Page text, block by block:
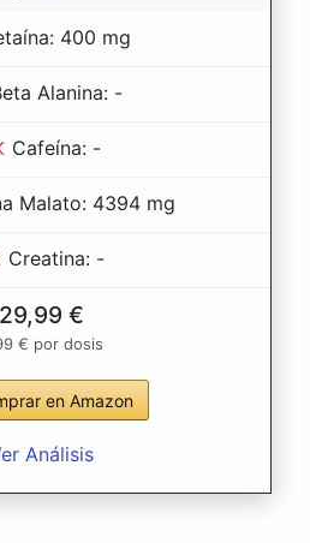
400 mg
Alanina: -
Cafeína: -
Malato: 4394 mg
Creatina: -
29,99 €
€ por dosis
en Amazon
Análisis